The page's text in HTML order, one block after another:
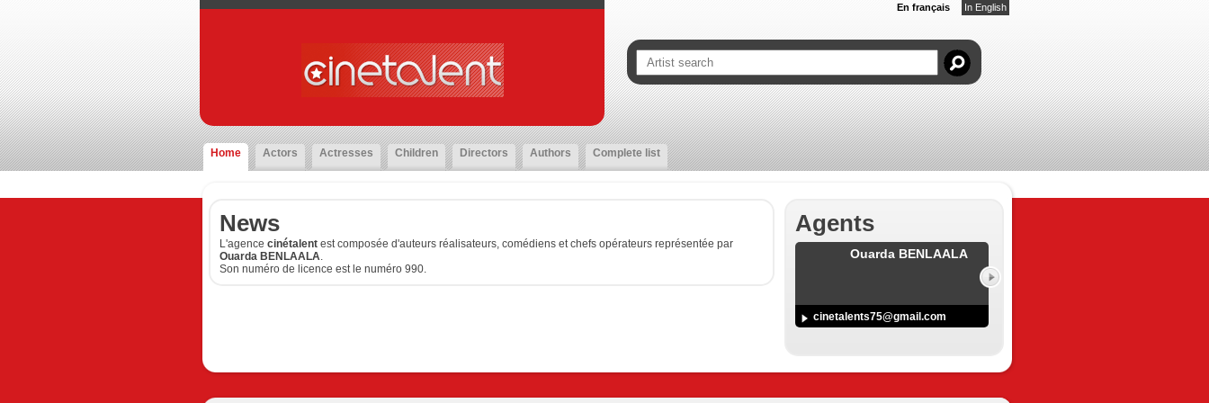
En français In English
Home Actors Actresses Children Directors Authors Complete list
News
L'agence cinétalent est composée d'auteurs réalisateurs, comédiens et chefs opérateurs représentée par
Ouarda BENLAALA.
Son numéro de licence est le numéro 990.
Agents
Ouarda BENLAALA
cinetalents75@gmail.com